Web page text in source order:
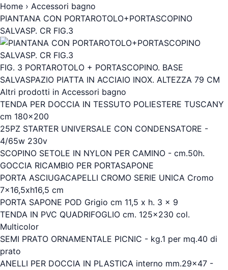
Home › Accessori bagno
PIANTANA CON PORTAROTOLO+PORTASCOPINO
SALVASP. CR FIG.3
FIG. 3 PORTAROTOLO + PORTASCOPINO. BASE
SALVASPAZIO PIATTA IN ACCIAIO INOX. ALTEZZA 79 CM
Altri prodotti in Accessori bagno
TENDA PER DOCCIA IN TESSUTO POLIESTERE TUSCANY
cm 180x200
25PZ STARTER UNIVERSALE CON CONDENSATORE -
4/65w 230v
SCOPINO SETOLE IN NYLON PER CAMINO - cm.50h.
GOCCIA RICAMBIO PER PORTASAPONE
PORTA ASCIUGACAPELLI CROMO SERIE UNICA Cromo
7x16,5xh16,5 cm
PORTA SAPONE POD Grigio cm 11,5 x h. 3 x 9
TENDA IN PVC QUADRIFOGLIO cm. 125x230 col.
Multicolor
SEMI PRATO ORNAMENTALE PICNIC - kg.1 per mq.40 di
prato
ANELLI PER DOCCIA IN PLASTICA interno mm.29x47 -